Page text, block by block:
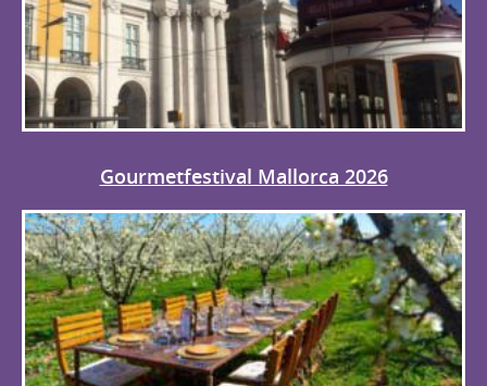
Gourmetfestival Mallorca 2026